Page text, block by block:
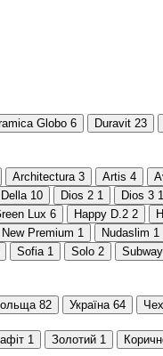
Globo 6 Duravit 23
Architectura 3 Artis 4
Della 10 Dios 2 1 Dios 3 1
Lux 6 Happy D.2 2
New Premium 1 Nudaslim 1
Sofia 1 Solo 2
82 Україна 64
1 Золотий 1